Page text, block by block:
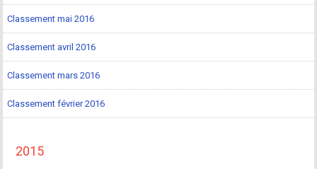
Classement mai 2016
Classement avril 2016
Classement mars 2016
Classement février 2016
2015